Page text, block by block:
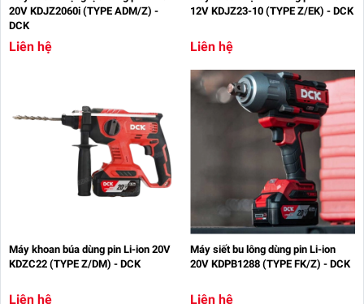
20V KDJZ2060i (TYPE ADM/Z) -
DCK
Liên hệ
12V KDJZ23-10 (TYPE Z/EK) - DCK
Liên hệ
Máy khoan búa dùng pin Li-ion 20V
KDZC22 (TYPE Z/DM) - DCK
Liên hệ
Máy siết bu lông dùng pin Li-ion
20V KDPB1288 (TYPE FK/Z) - DCK
Liên hệ